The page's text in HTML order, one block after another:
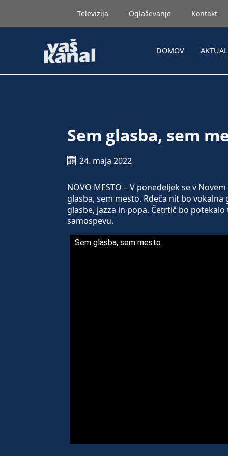
Televizija Oglaševanje Kontakt
DOMOV
Sem glasba, sem
24. maja 2022
NOVO MESTO – V ponedeljek se v
glasba, sem mesto. Rdeča nit bo
glasbe, jazza in popa. Četrtič bo
samospevu.
Sem glasba, sem mesto